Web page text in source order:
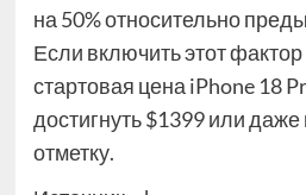
на 50% относительно
Если включить этот
стартовая цена iPhone 18
достигнуть $1399 или даже
отметку.